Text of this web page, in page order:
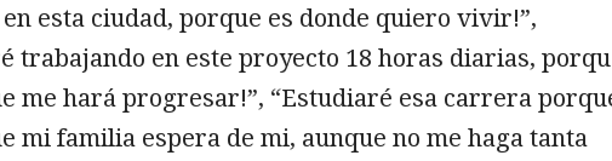
esta ciudad, porque es donde quiero vivir!”,
trabajando en este proyecto 18 horas diarias,
me hará progresar!”, “Estudiaré esa carrera
mi familia espera de mi, aunque no me haga tanta